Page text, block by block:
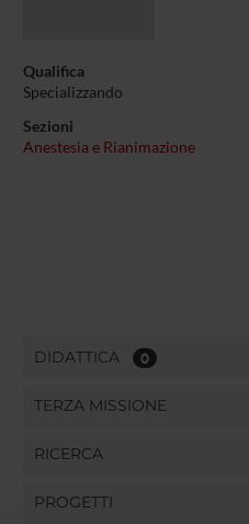
Qualifica
Specializzando
Sezioni
Anestesia e Rianimazione
DIDATTICA 0
TERZA MISSIONE
RICERCA
PROGETTI